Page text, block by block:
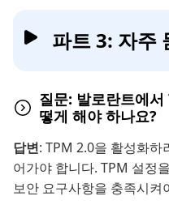
파트 3: 자주
질문: 발로란트에
떻게 해야 하나요?
답변: TPM 2.0을 활성화하
어가야 합니다. TPM 설정
보안 요구사항을 충족시켜